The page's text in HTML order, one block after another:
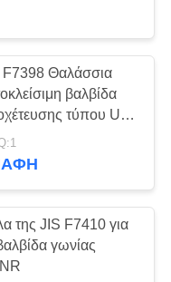
F7398 Θαλάσσια
βαλβίδα
τύπου U
F
της JIS F7410 για
γωνίας